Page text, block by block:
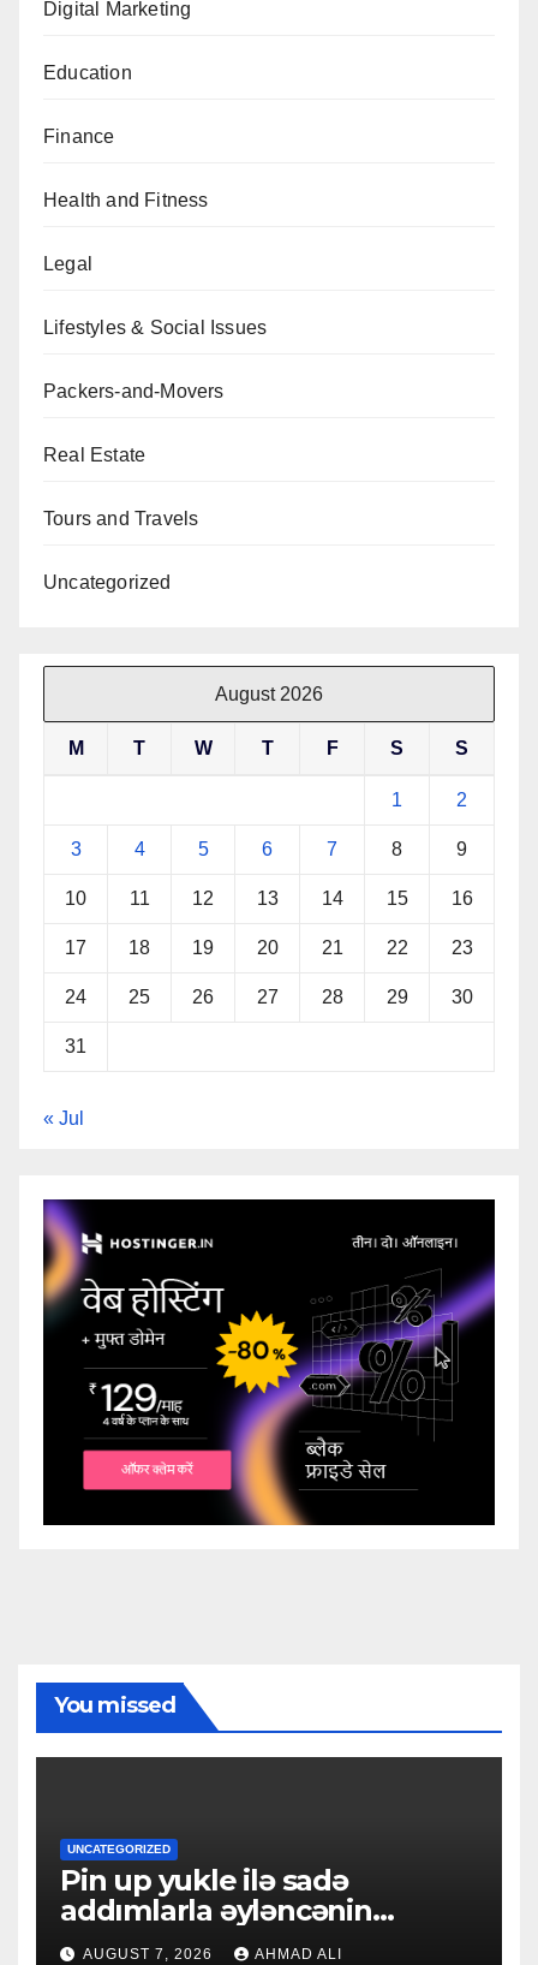
Digital Marketing
Education
Finance
Health and Fitness
Legal
Lifestyles & Social Issues
Packers-and-Movers
Real Estate
Tours and Travels
Uncategorized
August 2026
M T W T F S S
1 2
3 4 5 6 7 8 9
10 11 12 13 14 15 16
17 18 19 20 21 22 23
24 25 26 27 28 29 30
31
« Jul
You missed
UNCATEGORIZED
Pin up yukle ilə sadə
addımlarla əyləncənin
qapılarını açın
AUGUST 7, 2026 AHMAD ALI